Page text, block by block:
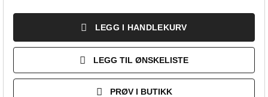
LEGG I HANDLEKURV
LEGG TIL ØNSKELISTE
PRØV I BUTIKK